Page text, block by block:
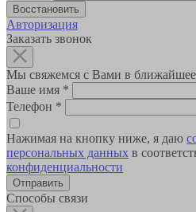
Авторизация
Заказать звонок
Мы свяжемся с Вами в
Ваше имя *
Телефон *
Нажимая на кнопку ниже, я даю
персональных данных в
конфиденциальности
Способы связи